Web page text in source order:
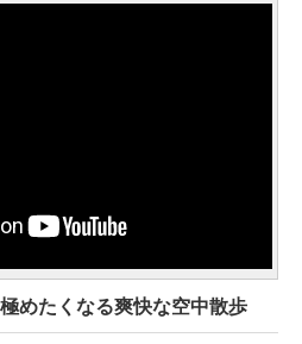
めたくなる爽快な空中散歩